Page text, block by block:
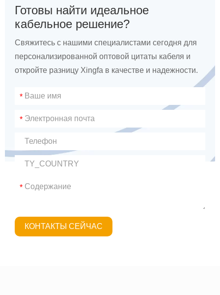
Готовы найти идеальное
кабельное решение?
Свяжитесь с нашими специалистами сегодня для
персонализированной оптовой цитаты кабеля и
откройте разницу Xingfa в качестве и надежности.
*
*
*
КОНТАКТЫ СЕЙЧАС